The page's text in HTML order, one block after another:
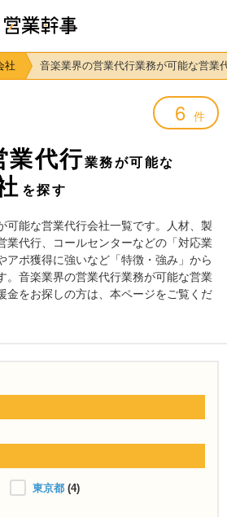
社 音楽業界の営業代行業務が可能な営業
6 件
業代行業務が可能な
を探す
可能な営業代行会社一覧です。人材、製
業代行、コールセンターなどの「対応業
アポ獲得に強いなど「特徴・強み」から
。音楽業界の営業代行業務が可能な営業
金をお探しの方は、本ページをご覧くだ
東京都 (4)